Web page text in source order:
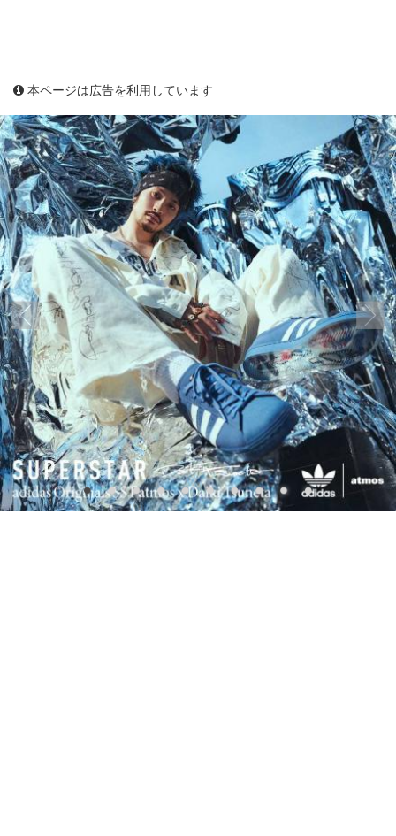
本ページは広告を利用しています